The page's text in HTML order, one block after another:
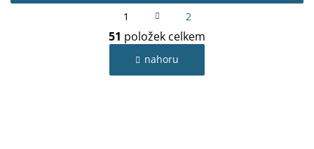
O
v
l
S
t
r
á
n
k
o
1 2
51 položek celkem
nahoru